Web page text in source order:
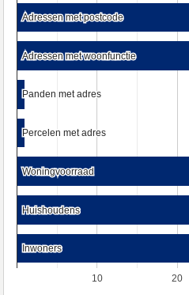
10 20
Adressen met postcode
Adressen met postcode
Adressen met woonfunctie
Adressen met woonfunctie
Panden met adres
Panden met adres
Percelen met adres
Percelen met adres
Woningvoorraad
Woningvoorraad
Huishoudens
Huishoudens
Inwoners
Inwoners